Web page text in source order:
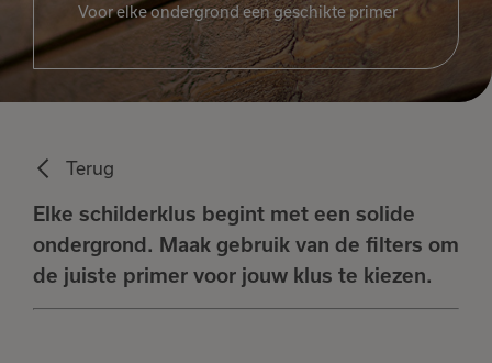
Voor elke ondergrond een geschikte primer
Terug
Elke schilderklus begint met een solide
ondergrond. Maak gebruik van de filters om
de juiste primer voor jouw klus te kiezen.